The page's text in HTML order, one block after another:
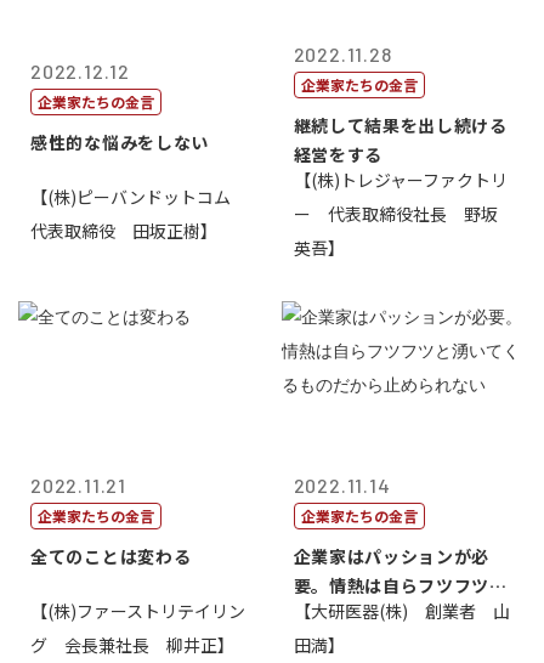
2022.12.12
企業家たちの金言
感性的な悩みをしない
【(株)ピーバンドットコム
代表取締役 田坂正樹】
2022.11.28
企業家たちの金言
継続して結果を出し続ける
経営をする
【(株)トレジャーファクトリ
ー 代表取締役社長 野坂
英吾】
2022.11.21
企業家たちの金言
全てのことは変わる
【(株)ファーストリテイリン
グ 会長兼社長 柳井正】
2022.11.14
企業家たちの金言
企業家はパッションが必
要。情熱は自らフツフツと
湧いてくるもの...
【大研医器(株) 創業者 山
田満】